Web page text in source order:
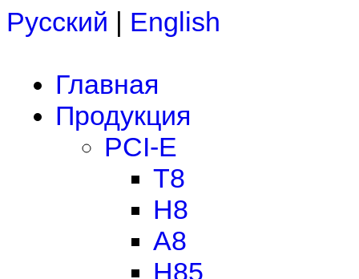
Русский | English
Главная
Продукция
PCI-E
T8
H8
A8
H85